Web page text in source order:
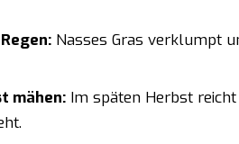
Nasses Gras verklumpt
mähen:Im späten Herbst